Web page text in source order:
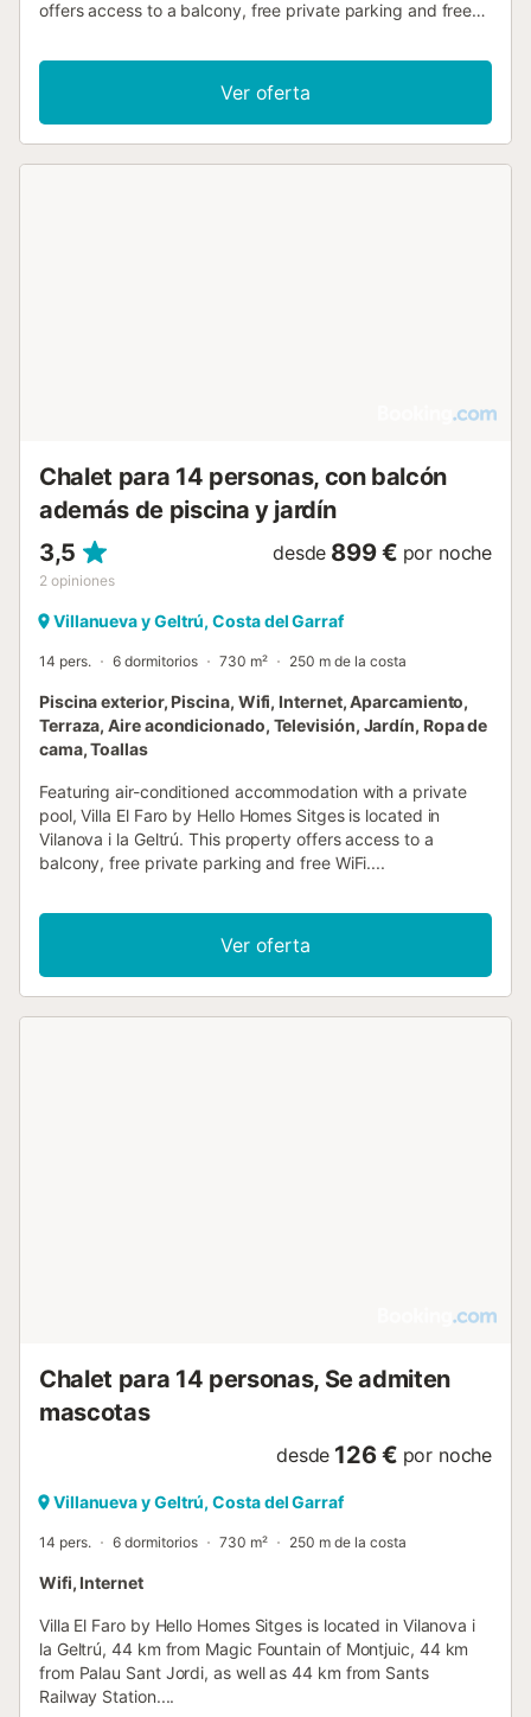
offers access to a balcony, free private parking and free
Ver oferta
Chalet para 14 personas, con balcón
además de piscina y jardín
3,5
2 opiniones
desde 899 € por noche
Villanueva y Geltrú, Costa del Garraf
14 pers. 6 dormitorios 730 m² 250 m de la costa
Piscina exterior, Piscina, Wifi, Internet, Aparcamiento,
Terraza, Aire acondicionado, Televisión, Jardín, Ropa de
cama, Toallas
Featuring air-conditioned accommodation with a private
pool, Villa El Faro by Hello Homes Sitges is located in
Vilanova i la Geltrú. This property offers access to a
balcony, free private parking and free WiFi....
Ver oferta
Chalet para 14 personas, Se admiten
mascotas
desde 126 € por noche
Villanueva y Geltrú, Costa del Garraf
14 pers. 6 dormitorios 730 m² 250 m de la costa
Wifi, Internet
Villa El Faro by Hello Homes Sitges is located in Vilanova i
la Geltrú, 44 km from Magic Fountain of Montjuic, 44 km
from Palau Sant Jordi, as well as 44 km from Sants
Railway Station....